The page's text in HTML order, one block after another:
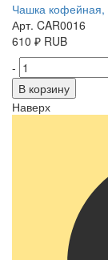
Чашка
Арт. CAR0016
610 ₽ RUB
-
В корзину
Наверх